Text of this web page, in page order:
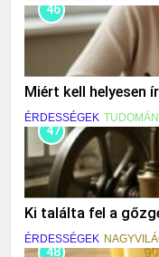
46
Miért kell helyesen
ÉRDESSÉGEK
47
Ki találta fel a
ÉRDESSÉGEK
48